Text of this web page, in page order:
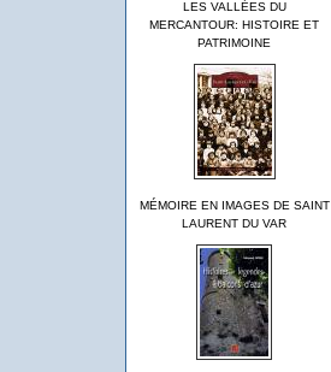
LES VALLÉES DU
MERCANTOUR: HISTOIRE ET
PATRIMOINE
MÉMOIRE EN IMAGES DE SAINT
LAURENT DU VAR